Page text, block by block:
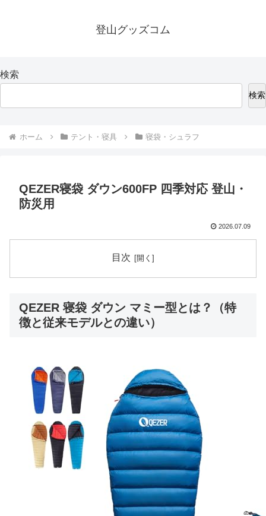
登山グッズコム
検索
検索
ホーム テント・寝具 寝袋・シュラフ
QEZER寝袋 ダウン600FP 四季対応 登山・
防災用
2026.07.09
目次
QEZER 寝袋 ダウン マミー型とは？（特
徴と従来モデルとの違い）